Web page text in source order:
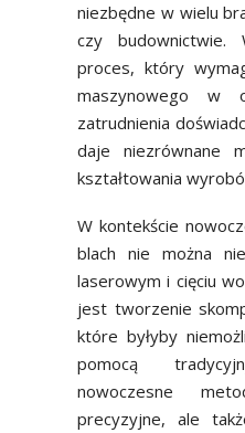
niezbędne w wielu
czy budownictwie.
proces, który
maszynowego w
zatrudnienia
daje niezrównane
kształtowania
W kontekście
blach nie można
laserowym i cięciu
jest tworzenie
które byłyby
pomocą
nowoczesne
precyzyjne, ale